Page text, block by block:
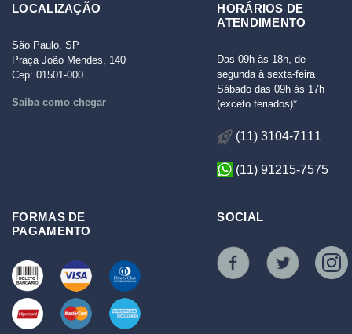
LOCALIZAÇÃO
São Paulo, SP
Praça João Mendes, 140
Cep: 01501-000
Saiba como chegar
HORÁRIOS DE
ATENDIMENTO
Das 09h às 18h, de
segunda à sexta-feira
Sábado das 09h às 17h
(exceto feriados)*
(11) 3104-7111
(11) 91215-7575
FORMAS DE
PAGAMENTO
SOCIAL